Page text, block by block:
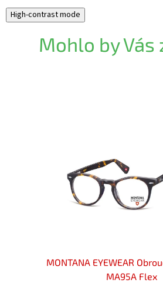
High-contrast mode
Mohlo by Vás
MONTANA EYEWEAR
MA95A Flex